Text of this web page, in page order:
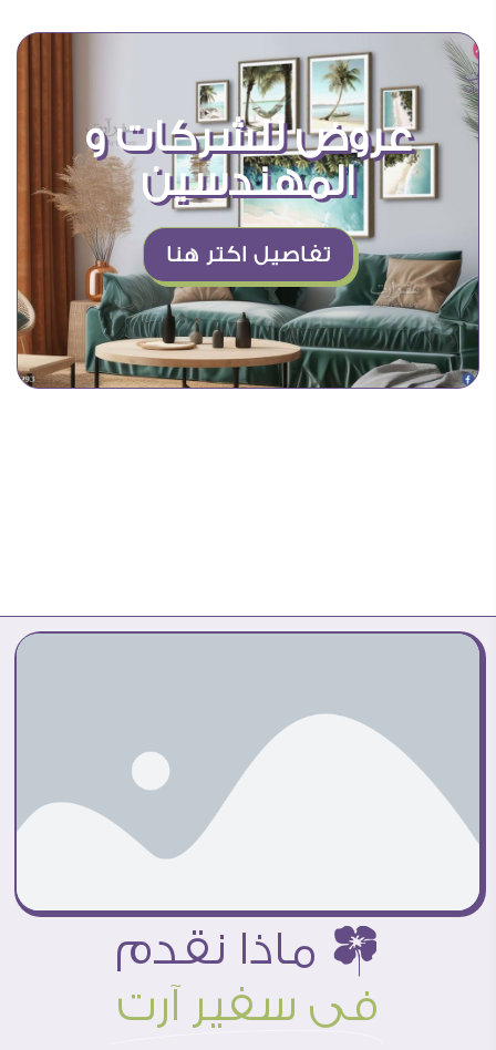
عروض للشركات و
المهندسين
تفاصيل اكتر هنا
ï ماذا نقدم
فى سفير آرت